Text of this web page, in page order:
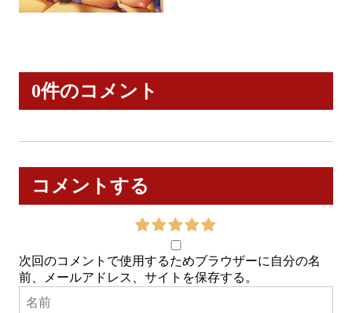
0件のコメント
コメントする
次回のコメントで使用するためブラウザーに自分の名
前、メールアドレス、サイトを保存する。